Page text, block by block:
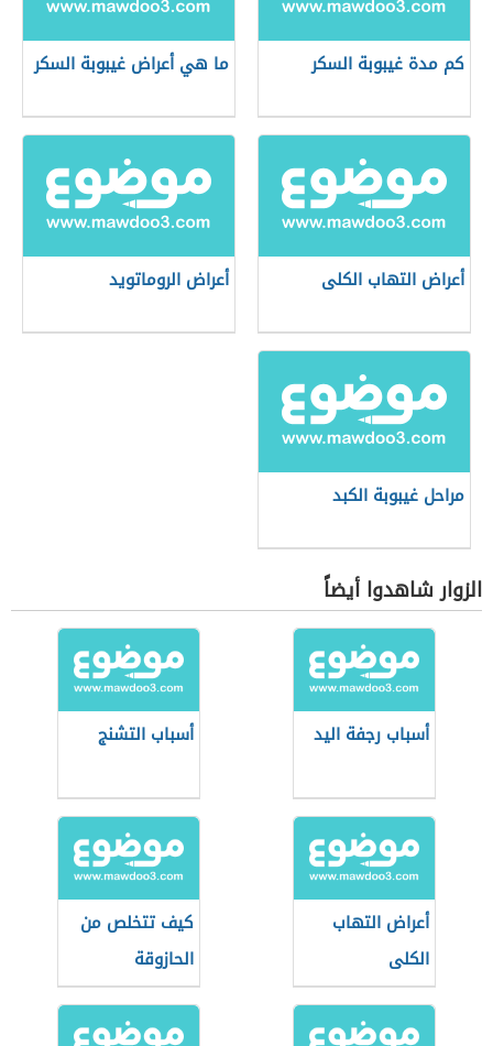
كم مدة غيبوبة السكر ما هي أعراض غيبوبة السكر
أعراض التهاب الكلى أعراض الروماتويد
مراحل غيبوبة الكبد
الزوار شاهدوا أيضاً
أسباب رجفة اليد أسباب التشنج
أعراض التهاب
الكلى
كيف تتخلص من
الحازوقة